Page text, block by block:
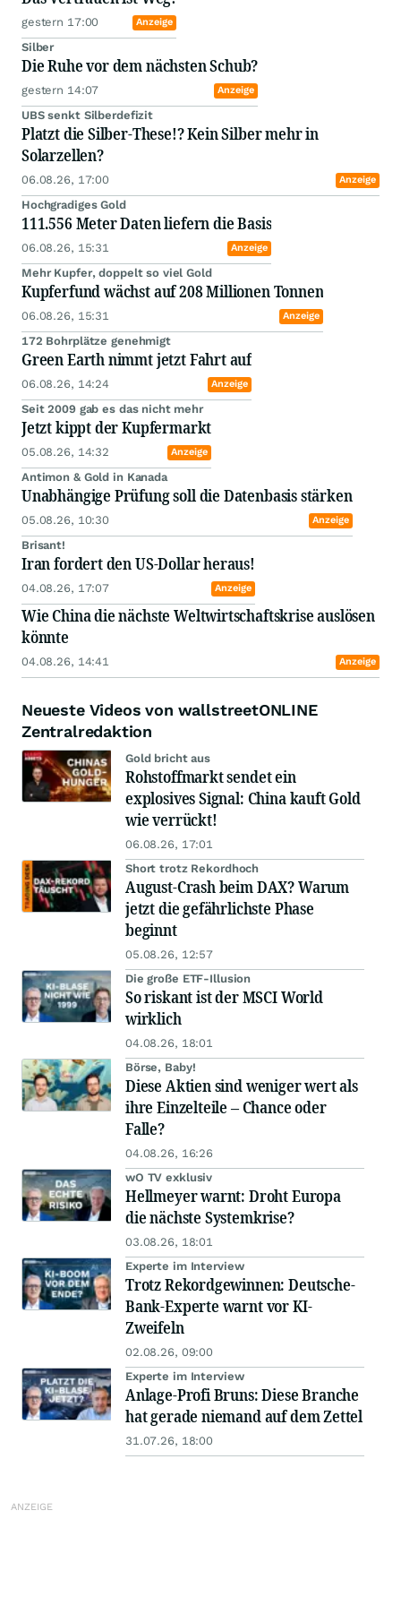
gestern 17:00 Anzeige
Silber
Die Ruhe vor dem nächsten Schub?
gestern 14:07 Anzeige
UBS senkt Silberdefizit
Platzt die Silber-These!? Kein Silber mehr in
Solarzellen?
06.08.26, 17:00 Anzeige
Hochgradiges Gold
111.556 Meter Daten liefern die Basis
06.08.26, 15:31 Anzeige
Mehr Kupfer, doppelt so viel Gold
Kupferfund wächst auf 208 Millionen Tonnen
06.08.26, 15:31 Anzeige
172 Bohrplätze genehmigt
Green Earth nimmt jetzt Fahrt auf
06.08.26, 14:24 Anzeige
Seit 2009 gab es das nicht mehr
Jetzt kippt der Kupfermarkt
05.08.26, 14:32 Anzeige
Antimon & Gold in Kanada
Unabhängige Prüfung soll die Datenbasis stärken
05.08.26, 10:30 Anzeige
Brisant!
Iran fordert den US-Dollar heraus!
04.08.26, 17:07 Anzeige
Wie China die nächste Weltwirtschaftskrise auslösen
könnte
04.08.26, 14:41 Anzeige
Neueste Videos von wallstreetONLINE
Zentralredaktion
Gold bricht aus
Rohstoffmarkt sendet ein
explosives Signal: China kauft Gold
wie verrückt!
06.08.26, 17:01
Short trotz Rekordhoch
August-Crash beim DAX? Warum
jetzt die gefährlichste Phase
beginnt
05.08.26, 12:57
Die große ETF-Illusion
So riskant ist der MSCI World
wirklich
04.08.26, 18:01
Börse, Baby!
Diese Aktien sind weniger wert als
ihre Einzelteile – Chance oder
Falle?
04.08.26, 16:26
wO TV exklusiv
Hellmeyer warnt: Droht Europa
die nächste Systemkrise?
03.08.26, 18:01
Experte im Interview
Trotz Rekordgewinnen: Deutsche-
Bank-Experte warnt vor KI-
Zweifeln
02.08.26, 09:00
Experte im Interview
Anlage-Profi Bruns: Diese Branche
hat gerade niemand auf dem Zettel
31.07.26, 18:00